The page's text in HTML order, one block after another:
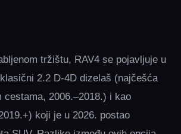
tržištu, RAV4 se pojavljuje u
2.2 D-4D dizelaš (najčešća
cestama, 2006.–2018.) i kao
koji je u 2026. postao